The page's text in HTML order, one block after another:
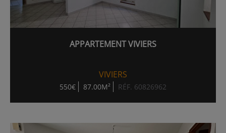
APPARTEMENT VIVIERS
VIVIERS
550€ 87.00M² RÉF. 60826962